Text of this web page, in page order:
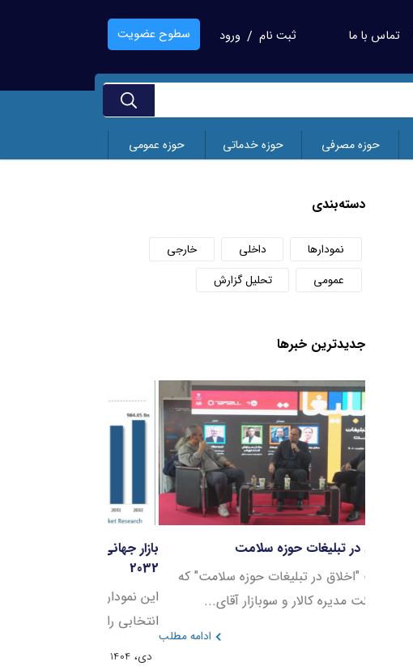
تماس با ما ثبت نام / ورود سطوح عضویت
حوزه مصرفی حوزه خدماتی حوزه عمومی
دسته‌بندی
نمودارها داخلی
خارجی
عمومی
تحلیل گزارش
جدید‌ترین خبر‌ها
پنل اخلاق در تبلیغات حوزه سلامت
در نشست "اخلاق در تبلیغات حوزه سلامت" که
رئیس هیئت مدیره کالار و سوبازار آقای...
ادامه مطلب